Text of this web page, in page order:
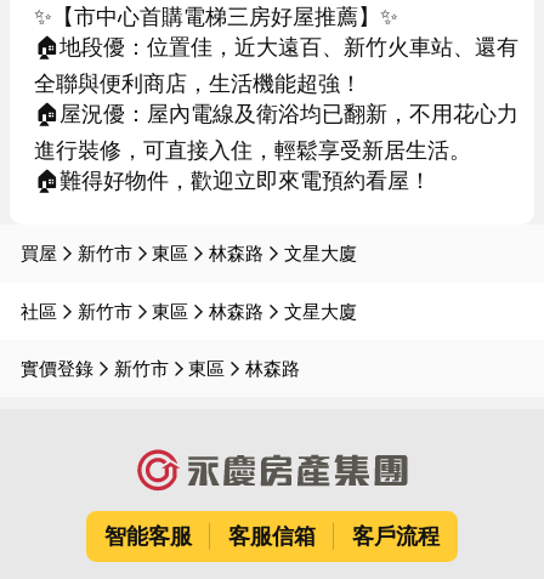
✨【市中心首購電梯三房好屋推薦】✨
🏠地段優：位置佳，近大遠百、新竹火車站、還有
全聯與便利商店，生活機能超強！
🏠屋況優：屋內電線及衛浴均已翻新，不用花心力
進行裝修，可直接入住，輕鬆享受新居生活。
買屋 新竹市 東區 林森路 文星大廈
社區 新竹市 東區 林森路 文星大廈
實價登錄 新竹市 東區 林森路
智能客服 客服信箱 客戶流程